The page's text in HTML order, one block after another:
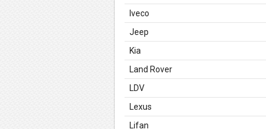
Iveco
Jeep
Kia
Land Rover
LDV
Lexus
Lifan